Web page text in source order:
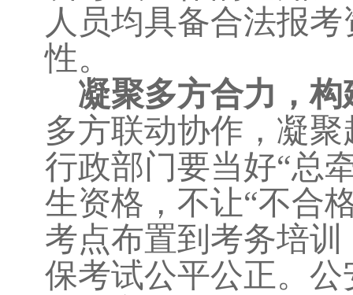
人员均具备合法报
性。
凝聚多方合力，
多方联动协作，凝
行政部门要当好“总
生资格，不让“不合
考点布置到考务培
保考试公平公正。